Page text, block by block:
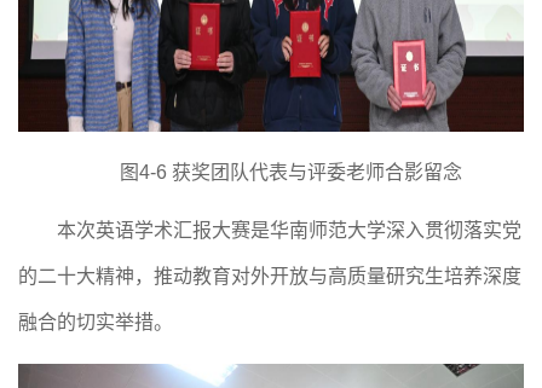
图4-6 获奖团队代表与评委老师合影留念
本次英语学术汇报大赛是华南师范大学深入贯彻落实党
的二十大精神，推动教育对外开放与高质量研究生培养深度
融合的切实举措。